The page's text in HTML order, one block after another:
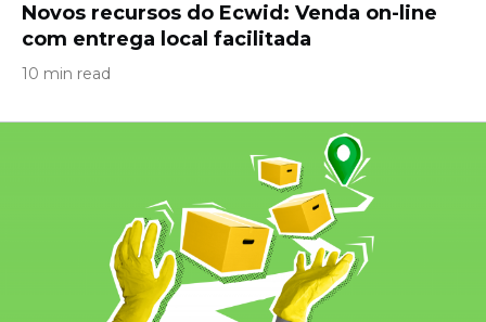
Novos recursos do Ecwid: Venda on-line
com entrega local facilitada
10 min read